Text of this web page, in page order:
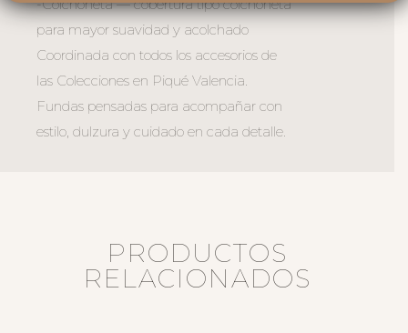
-Colchoneta — cobertura tipo colchoneta
para mayor suavidad y acolchado
Coordinada con todos los accesorios de
las Colecciones en Piqué Valencia.
Fundas pensadas para acompañar con
estilo, dulzura y cuidado en cada detalle.
PRODUCTOS
RELACIONADOS